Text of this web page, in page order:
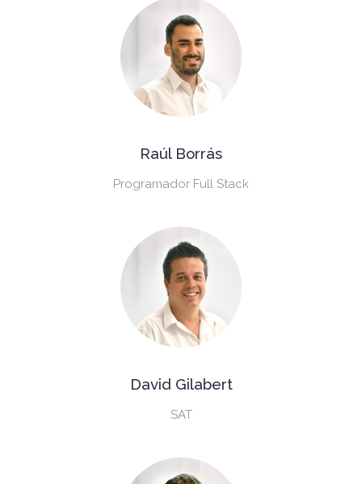
Raúl Borrás
Programador Full Stack
David Gilabert
SAT